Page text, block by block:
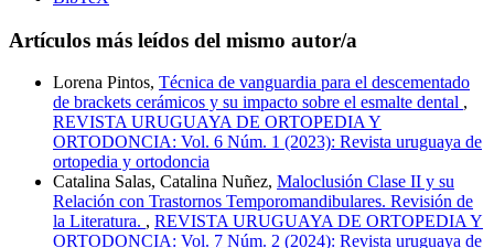
Artículos más leídos del mismo autor/a
Lorena Pintos, Técnica de vanguardia para el descementado
de brackets cerámicos y su impacto sobre el esmalte dental ,
REVISTA URUGUAYA DE ORTOPEDIA Y
ORTODONCIA: Vol. 6 Núm. 1 (2023): Revista uruguaya de
ortopedia y ortodoncia
Catalina Salas, Catalina Nuñez, Maloclusión Clase II y su
Relación con Trastornos Temporomandibulares. Revisión de
la Literatura. , REVISTA URUGUAYA DE ORTOPEDIA Y
ORTODONCIA: Vol. 7 Núm. 2 (2024): Revista uruguaya de